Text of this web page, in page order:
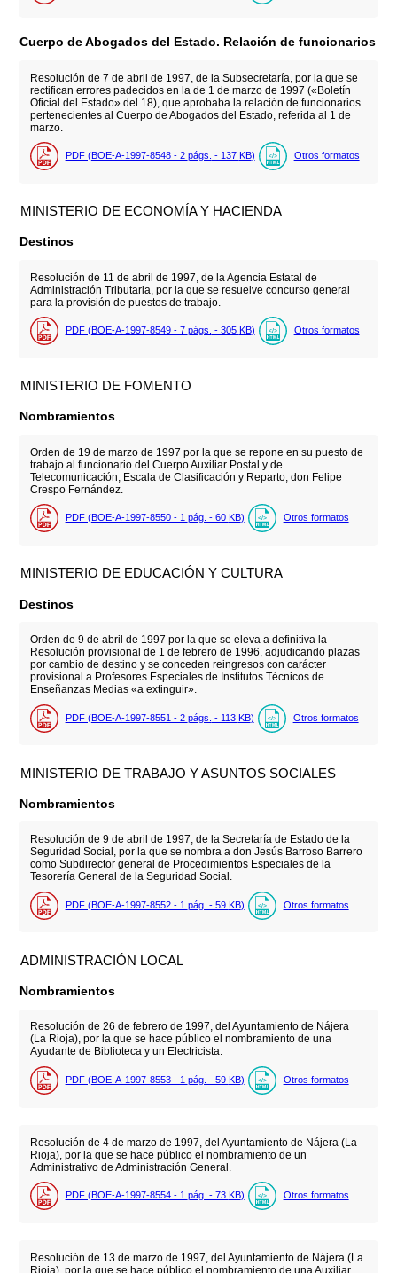
Cuerpo de Abogados del Estado. Relación de funcionarios
Resolución de 7 de abril de 1997, de la Subsecretaría, por la que se
rectifican errores padecidos en la de 1 de marzo de 1997 («Boletín
Oficial del Estado» del 18), que aprobaba la relación de funcionarios
pertenecientes al Cuerpo de Abogados del Estado, referida al 1 de
marzo.
PDF (BOE-A-1997-8548 - 2 págs. - 137 KB) Otros formatos
MINISTERIO DE ECONOMÍA Y HACIENDA
Destinos
Resolución de 11 de abril de 1997, de la Agencia Estatal de
Administración Tributaria, por la que se resuelve concurso general
para la provisión de puestos de trabajo.
PDF (BOE-A-1997-8549 - 7 págs. - 305 KB) Otros formatos
MINISTERIO DE FOMENTO
Nombramientos
Orden de 19 de marzo de 1997 por la que se repone en su puesto de
trabajo al funcionario del Cuerpo Auxiliar Postal y de
Telecomunicación, Escala de Clasificación y Reparto, don Felipe
Crespo Fernández.
PDF (BOE-A-1997-8550 - 1 pág. - 60 KB) Otros formatos
MINISTERIO DE EDUCACIÓN Y CULTURA
Destinos
Orden de 9 de abril de 1997 por la que se eleva a definitiva la
Resolución provisional de 1 de febrero de 1996, adjudicando plazas
por cambio de destino y se conceden reingresos con carácter
provisional a Profesores Especiales de Institutos Técnicos de
Enseñanzas Medias «a extinguir».
PDF (BOE-A-1997-8551 - 2 págs. - 113 KB) Otros formatos
MINISTERIO DE TRABAJO Y ASUNTOS SOCIALES
Nombramientos
Resolución de 9 de abril de 1997, de la Secretaría de Estado de la
Seguridad Social, por la que se nombra a don Jesús Barroso Barrero
como Subdirector general de Procedimientos Especiales de la
Tesorería General de la Seguridad Social.
PDF (BOE-A-1997-8552 - 1 pág. - 59 KB) Otros formatos
ADMINISTRACIÓN LOCAL
Nombramientos
Resolución de 26 de febrero de 1997, del Ayuntamiento de Nájera
(La Rioja), por la que se hace público el nombramiento de una
Ayudante de Biblioteca y un Electricista.
PDF (BOE-A-1997-8553 - 1 pág. - 59 KB) Otros formatos
Resolución de 4 de marzo de 1997, del Ayuntamiento de Nájera (La
Rioja), por la que se hace público el nombramiento de un
Administrativo de Administración General.
PDF (BOE-A-1997-8554 - 1 pág. - 73 KB) Otros formatos
Resolución de 13 de marzo de 1997, del Ayuntamiento de Nájera (La
Rioja), por la que se hace público el nombramiento de una Auxiliar